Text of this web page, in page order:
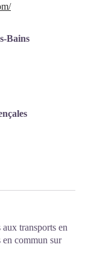
Bains
transports en
en commun sur